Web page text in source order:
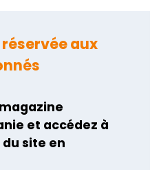
aux
et accédez à
site en